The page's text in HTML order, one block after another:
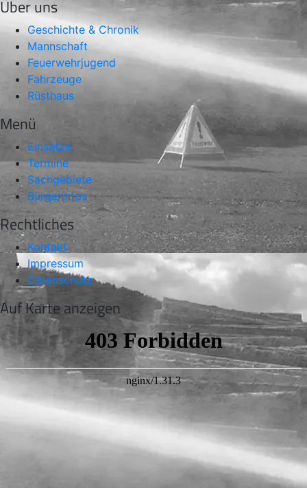
Über uns
Geschichte & Chronik
Mannschaft
Feuerwehrjugend
Fahrzeuge
Rüsthaus
Menü
Einsätze
Termine
Sachgebiete
Bürgerinfos
Rechtliches
Kontakt
Impressum
Datenschutz
Auf Karte anzeigen